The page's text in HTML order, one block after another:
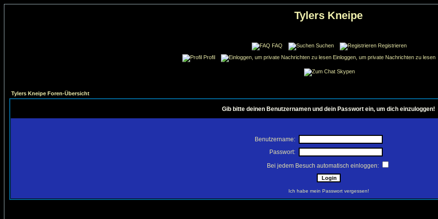
Tylers Kneipe
FAQ Suchen
Registrieren
Profil
Einloggen, um private Nachrichten zu lesen
Skypen
Tylers Kneipe Foren-Übersicht
Gib bitte deinen Benutzernamen und dein Passwort ein, um dich einzuloggen!
Benutzername:
Passwort:
Bei jedem Besuch automatisch einloggen:
Ich habe mein Passwort vergessen!